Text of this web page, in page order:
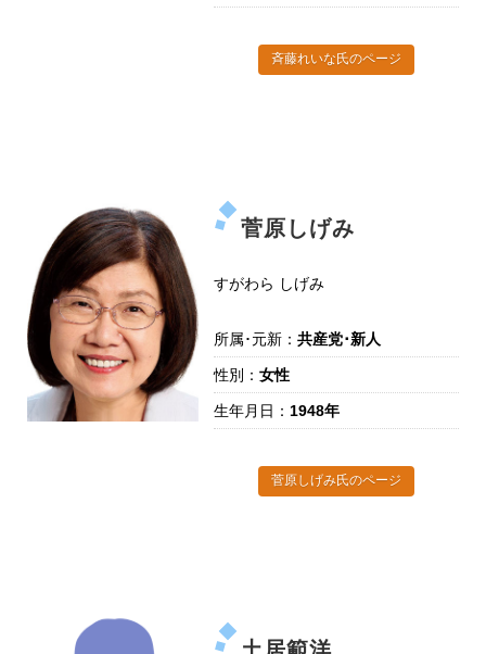
斉藤れいな氏のページ
菅原しげみ
すがわら しげみ
所属･元新： 共産党･新人
性別： 女性
生年月日： 1948年
菅原しげみ氏のページ